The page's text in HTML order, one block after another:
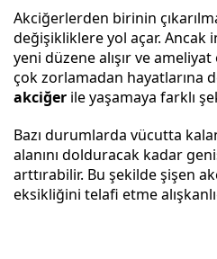
Akciğerlerden birinin
değişikliklere yol açar. Ancak
yeni düzene alışır ve
çok zorlamadan hayatlarına
akciğer ile yaşamaya farklı
Bazı durumlarda vücutta
alanını dolduracak kadar
arttırabilir. Bu şekilde şişen
eksikliğini telafi etme